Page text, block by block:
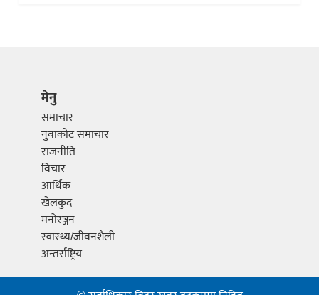
मेनु
समाचार
नुवाकोट समाचार
राजनीति
विचार
आर्थिक
खेलकुद
मनोरञ्जन
स्वास्थ्य/जीवनशैली
अन्तर्राष्ट्रिय